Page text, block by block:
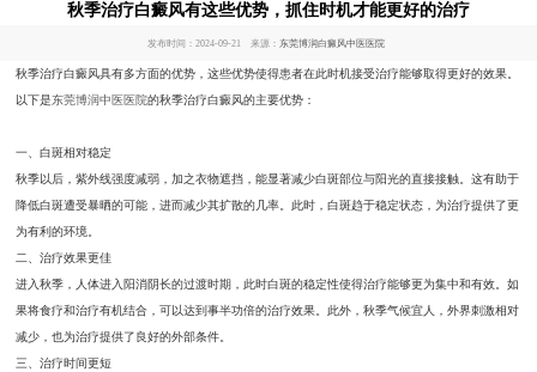
秋季治疗白癜风有这些优势，抓住时机才能更好的治疗
发布时间：2024-09-21 来源： 东莞博润白癜风中医医院
秋季治疗白癜风具有多方面的优势，这些优势使得患者在此时机接受治疗能够取得更好的效果。
以下是东莞博润中医医院的秋季治疗白癜风的主要优势：
一、白斑相对稳定
秋季以后，紫外线强度减弱，加之衣物遮挡，能显著减少白斑部位与阳光的直接接触。这有助于
降低白斑遭受暴晒的可能，进而减少其扩散的几率。此时，白斑趋于稳定状态，为治疗提供了更
为有利的环境。
二、治疗效果更佳
进入秋季，人体进入阳消阴长的过渡时期，此时白斑的稳定性使得治疗能够更为集中和有效。如
果将食疗和治疗有机结合，可以达到事半功倍的治疗效果。此外，秋季气候宜人，外界刺激相对
减少，也为治疗提供了良好的外部条件。
三、治疗时间更短